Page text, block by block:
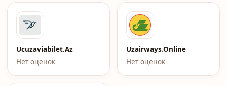
Ucuzaviabilet.Az
Нет оценок
Uzairways.Online
Нет оценок